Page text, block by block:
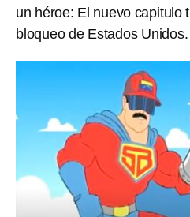
un héroe: El nuevo capitulo
bloqueo de Estados Unidos.